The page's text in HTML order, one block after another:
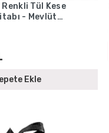
Tül Kese
- Mevlüt
Ekle